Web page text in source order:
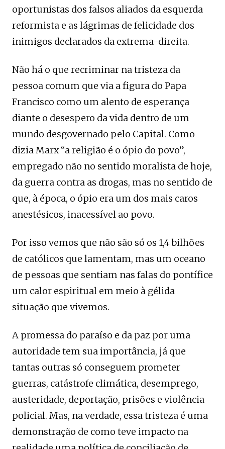
oportunistas dos falsos aliados da esquerda
reformista e as lágrimas de felicidade dos
inimigos declarados da extrema-direita.
Não há o que recriminar na tristeza da
pessoa comum que via a figura do Papa
Francisco como um alento de esperança
diante o desespero da vida dentro de um
mundo desgovernado pelo Capital. Como
dizia Marx “a religião é o ópio do povo”,
empregado não no sentido moralista de hoje,
da guerra contra as drogas, mas no sentido de
que, à época, o ópio era um dos mais caros
anestésicos, inacessível ao povo.
Por isso vemos que não são só os 1,4 bilhões
de católicos que lamentam, mas um oceano
de pessoas que sentiam nas falas do pontífice
um calor espiritual em meio à gélida
situação que vivemos.
A promessa do paraíso e da paz por uma
autoridade tem sua importância, já que
tantas outras só conseguem prometer
guerras, catástrofe climática, desemprego,
austeridade, deportação, prisões e violência
policial. Mas, na verdade, essa tristeza é uma
demonstração de como teve impacto na